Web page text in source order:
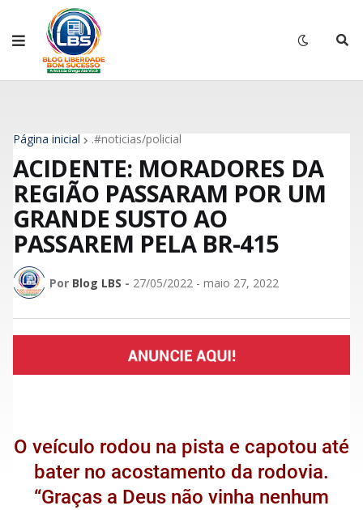
Página inicial .#noticias/policial
ACIDENTE: MORADORES DA
REGIÃO PASSARAM POR UM
GRANDE SUSTO AO
PASSAREM PELA BR-415
Por Blog LBS - 27/05/2022 - maio 27, 2022
O veículo rodou na pista e capotou até
bater no acostamento da rodovia.
“Graças a Deus não vinha nenhum